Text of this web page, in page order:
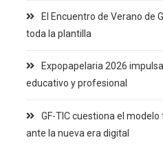
El Encuentro de Verano de
toda la plantilla
Expopapelaria 2026
educativo y profesional
GF-TIC cuestiona el
ante la nueva era digital